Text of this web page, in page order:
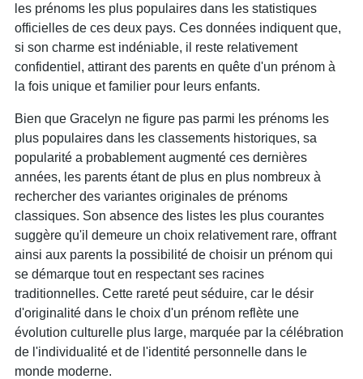
les prénoms les plus populaires dans les statistiques
officielles de ces deux pays. Ces données indiquent que,
si son charme est indéniable, il reste relativement
confidentiel, attirant des parents en quête d'un prénom à
la fois unique et familier pour leurs enfants.
Bien que Gracelyn ne figure pas parmi les prénoms les
plus populaires dans les classements historiques, sa
popularité a probablement augmenté ces dernières
années, les parents étant de plus en plus nombreux à
rechercher des variantes originales de prénoms
classiques. Son absence des listes les plus courantes
suggère qu'il demeure un choix relativement rare, offrant
ainsi aux parents la possibilité de choisir un prénom qui
se démarque tout en respectant ses racines
traditionnelles. Cette rareté peut séduire, car le désir
d'originalité dans le choix d'un prénom reflète une
évolution culturelle plus large, marquée par la célébration
de l'individualité et de l'identité personnelle dans le
monde moderne.